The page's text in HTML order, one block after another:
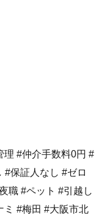
理 #仲介手数料0円 #
#保証人なし #ゼロ
職 #ペット #引越し
ミ #梅田 #大阪市北